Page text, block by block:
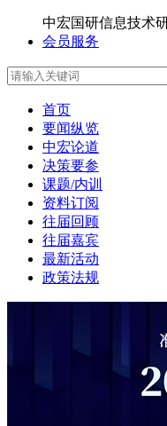
中宏国研信息技术
会员服务
首页
要闻纵览
中宏论道
决策要参
课题/内训
资料订阅
往届回顾
往届嘉宾
最新活动
政策法规